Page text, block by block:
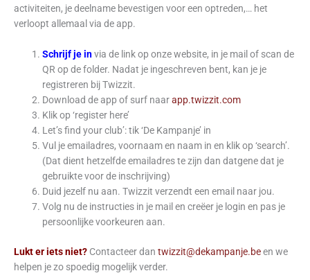
activiteiten, je deelname bevestigen voor een optreden,… het
verloopt allemaal via de app.
Schrijf je invia de link op onze website, in je mail of scan de
QR op de folder. Nadat je ingeschreven bent, kan je je
registreren bij Twizzit.
Download de app of surf naarapp.twizzit.com
Klik op ‘register here’
Let’s find your club’: tik ‘De Kampanje’ in
Vul je emailadres, voornaam en naam in en klik op ‘search’.
(Dat dient hetzelfde emailadres te zijn dan datgene dat je
gebruikte voor de inschrijving)
Duid jezelf nu aan. Twizzit verzendt een email naar jou.
Volg nu de instructies in je mail en creëer je login en pas je
persoonlijke voorkeuren aan.
Lukt er iets niet? Contacteer dan twizzit@dekampanje.been we
helpen je zo spoedig mogelijk verder.